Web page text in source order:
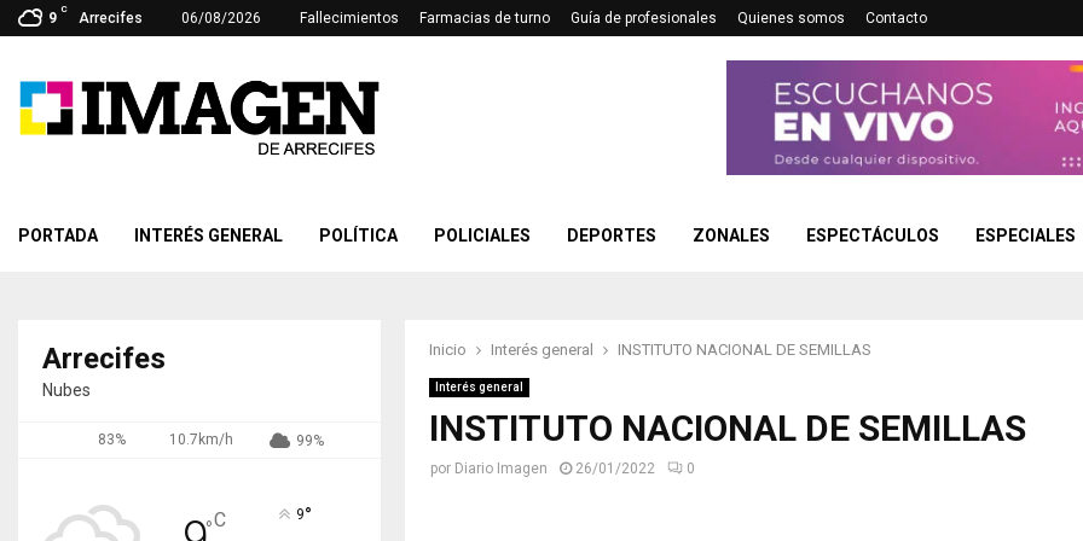
9
C
Arrecifes 06/08/2026 Fallecimientos Farmacias de turno Guía de profesionales Quienes somos Contacto
PORTADA INTERÉS GENERAL POLÍTICA POLICIALES DEPORTES ZONALES ESPECTÁCULOS ESPECIALES
Inicio Interés general INSTITUTO NACIONAL DE SEMILLAS
Interés general
INSTITUTO NACIONAL DE SEMILLAS
por Diario Imagen 26/01/2022 0
Arrecifes
Nubes
83% 10.7km/h 99%
°C 9°